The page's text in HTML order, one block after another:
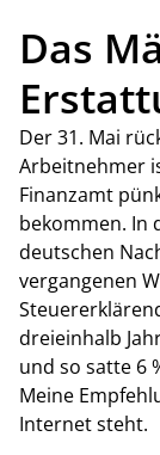
Das
Der 31. Mai
Arbeitnehmer
Finanzamt
bekommen. In
deutschen
vergangenen
dreieinhalb
und so satte 6
Meine
Internet steht.